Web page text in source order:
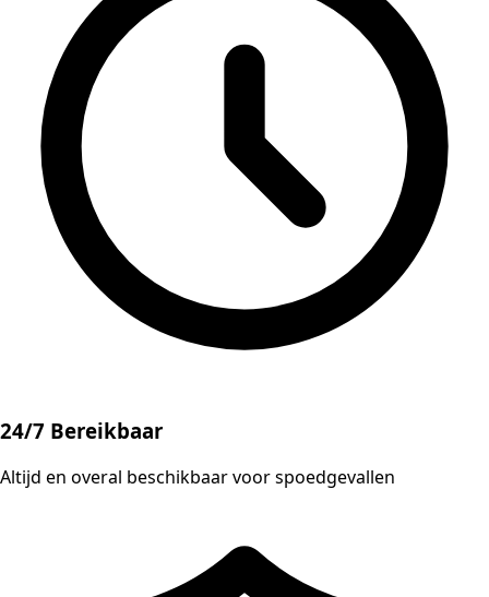
24/7 Bereikbaar
Altijd en overal beschikbaar voor spoedgevallen